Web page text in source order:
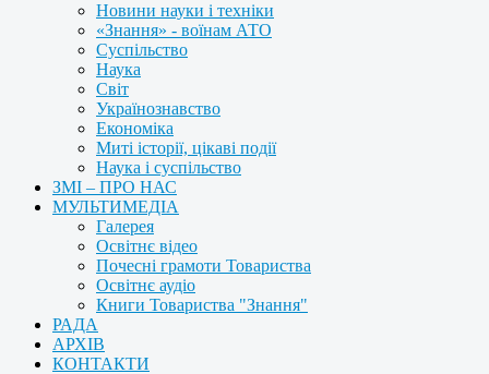
Новини науки і техніки
«Знання» - воїнам АТО
Суспільство
Наука
Світ
Українознавство
Економіка
Миті історії, цікаві події
Наука і суспільство
ЗМІ – ПРО НАС
МУЛЬТИМЕДІА
Галерея
Освітнє відео
Почесні грамоти Товариства
Освітнє аудіо
Книги Товариства "Знання"
РАДА
АРХІВ
КОНТАКТИ